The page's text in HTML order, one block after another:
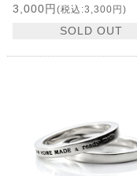
3,000円 (税込:3,300円)
SOLD OUT